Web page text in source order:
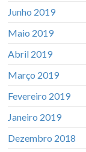
Junho 2019
Maio 2019
Abril 2019
Março 2019
Fevereiro 2019
Janeiro 2019
Dezembro 2018